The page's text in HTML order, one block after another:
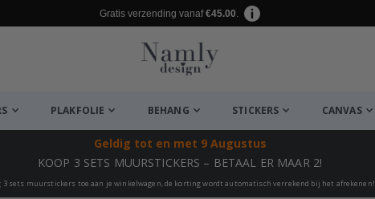
Gratis verzending vanaf€45.00.
PLAKFOLIE BEHANG STICKERS CANVAS
Geldig tot en met 9 Augustus
KOOP 3 SETS MUURSTICKERS – BETAAL ER MAAR 2!
3 sets muurstickers toe aan je winkelwagen, de korting wordt automatisch verrekend bij het afrekenen!